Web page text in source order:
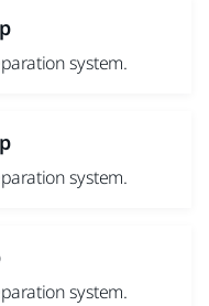
system.
system.
system.